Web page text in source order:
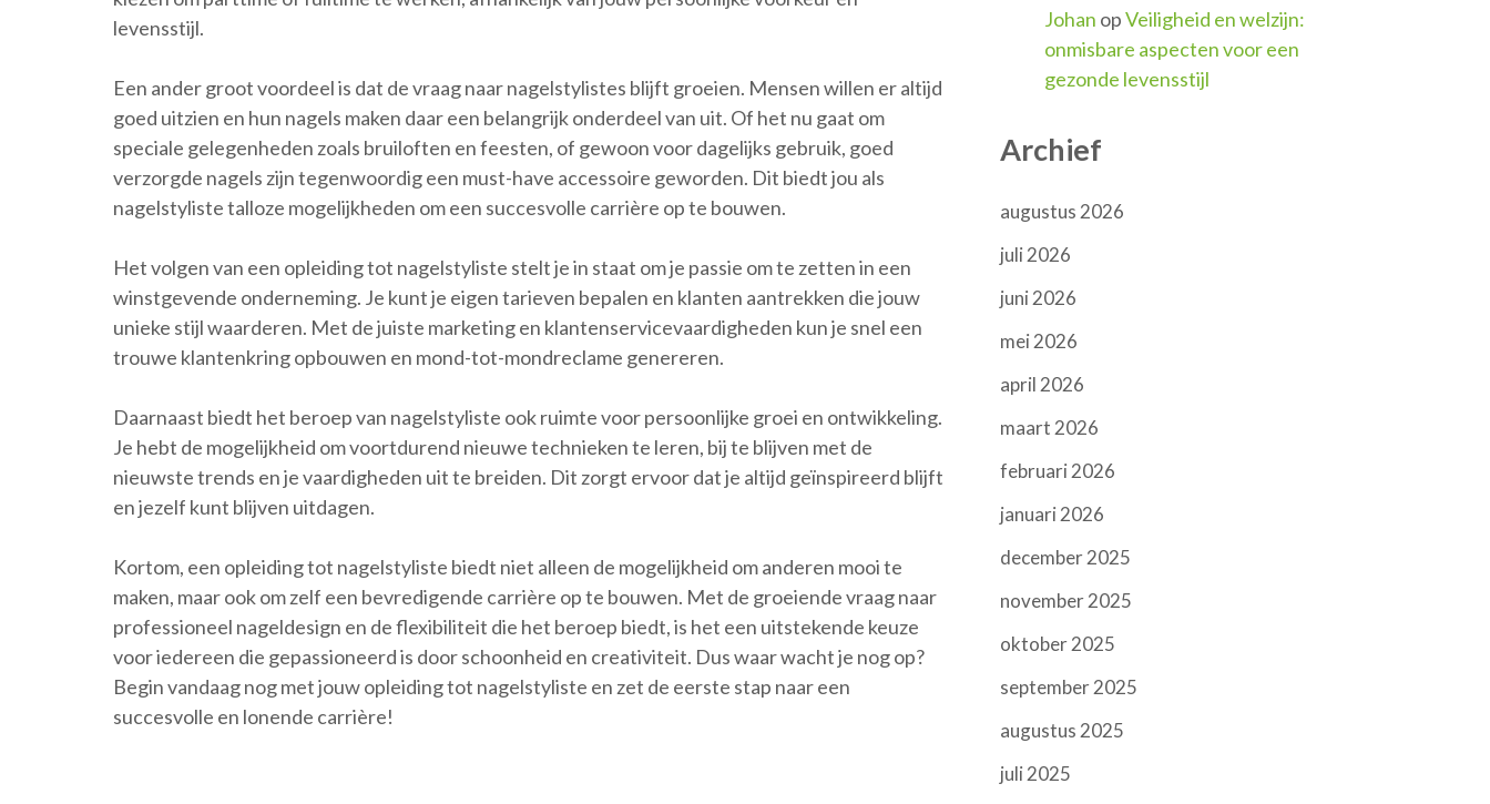
levensstijl.
Een ander groot voordeel is dat de vraag naar nagelstylistes blijft groeien. Mensen willen er altijd
goed uitzien en hun nagels maken daar een belangrijk onderdeel van uit. Of het nu gaat om
speciale gelegenheden zoals bruiloften en feesten, of gewoon voor dagelijks gebruik, goed
verzorgde nagels zijn tegenwoordig een must-have accessoire geworden. Dit biedt jou als
nagelstyliste talloze mogelijkheden om een succesvolle carrière op te bouwen.
Het volgen van een opleiding tot nagelstyliste stelt je in staat om je passie om te zetten in een
winstgevende onderneming. Je kunt je eigen tarieven bepalen en klanten aantrekken die jouw
unieke stijl waarderen. Met de juiste marketing en klantenservicevaardigheden kun je snel een
trouwe klantenkring opbouwen en mond-tot-mondreclame genereren.
Daarnaast biedt het beroep van nagelstyliste ook ruimte voor persoonlijke groei en ontwikkeling.
Je hebt de mogelijkheid om voortdurend nieuwe technieken te leren, bij te blijven met de
nieuwste trends en je vaardigheden uit te breiden. Dit zorgt ervoor dat je altijd geïnspireerd blijft
en jezelf kunt blijven uitdagen.
Kortom, een opleiding tot nagelstyliste biedt niet alleen de mogelijkheid om anderen mooi te
maken, maar ook om zelf een bevredigende carrière op te bouwen. Met de groeiende vraag naar
professioneel nageldesign en de flexibiliteit die het beroep biedt, is het een uitstekende keuze
voor iedereen die gepassioneerd is door schoonheid en creativiteit. Dus waar wacht je nog op?
Begin vandaag nog met jouw opleiding tot nagelstyliste en zet de eerste stap naar een
succesvolle en lonende carrière!
Johan opVeiligheid en welzijn:
onmisbare aspecten voor een
gezonde levensstijl
Archief
augustus 2026
juli 2026
juni 2026
mei 2026
april 2026
maart 2026
februari 2026
januari 2026
december 2025
november 2025
oktober 2025
september 2025
augustus 2025
juli 2025